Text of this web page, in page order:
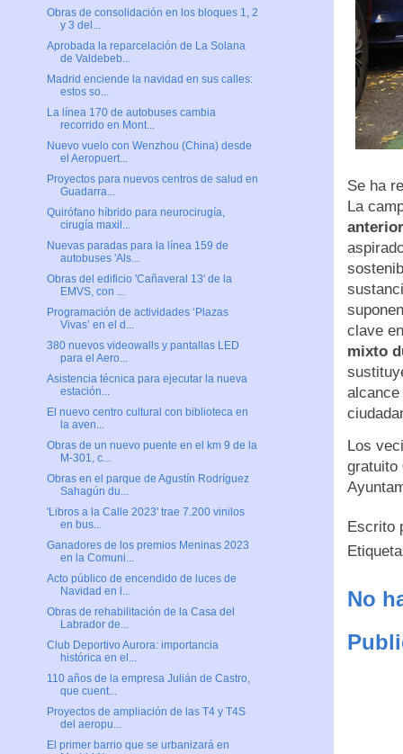
Se ha
La
clave
mixto
Los
Escrito
No
Obras de consolidación en los bloques 1, 2
y 3 del...
Aprobada la reparcelación de La Solana
de Valdebeb...
Madrid enciende la navidad en sus calles:
estos so...
La línea 170 de autobuses cambia
recorrido en Mont...
Nuevo vuelo con Wenzhou (China) desde
el Aeropuert...
Proyectos para nuevos centros de salud en
Guadarra...
Quirófano híbrido para neurocirugía,
cirugía maxil...
Nuevas paradas para la línea 159 de
autobuses 'Als...
Obras del edificio 'Cañaveral 13' de la
EMVS, con ...
Programación de actividades ‘Plazas
Vivas’ en el d...
380 nuevos videowalls y pantallas LED
para el Aero...
Asistencia técnica para ejecutar la nueva
estación...
El nuevo centro cultural con biblioteca en
la aven...
Obras de un nuevo puente en el km 9 de la
M-301, c...
Obras en el parque de Agustín Rodríguez
Sahagún du...
'Libros a la Calle 2023' trae 7.200 vinilos
en bus...
Ganadores de los premios Meninas 2023
en la Comuni...
Acto público de encendido de luces de
Navidad en l...
Obras de rehabilitación de la Casa del
Labrador de...
Club Deportivo Aurora: importancia
histórica en el...
110 años de la empresa Julián de Castro,
que cuent...
Proyectos de ampliación de las T4 y T4S
del aeropu...
El primer barrio que se urbanizará en